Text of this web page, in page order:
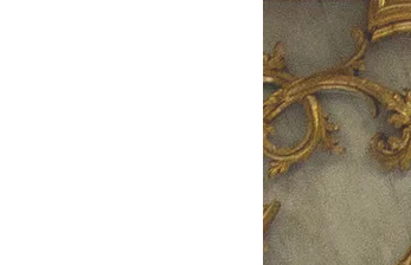
RMC
CONSIGLIA